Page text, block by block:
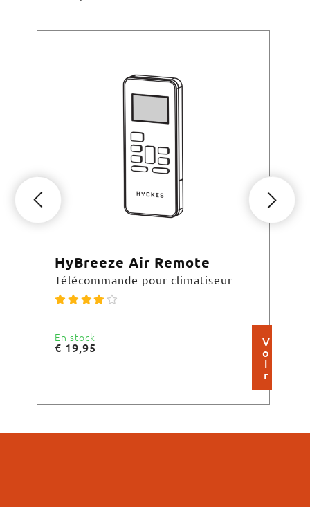
HyBreeze Air Remote
Télécommande pour climatiseur
En stock
€ 19,95 V
o
i
r